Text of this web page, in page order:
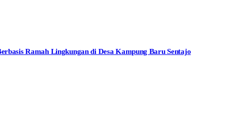
Ramah Lingkungan di Desa Kampung Baru Sentajo